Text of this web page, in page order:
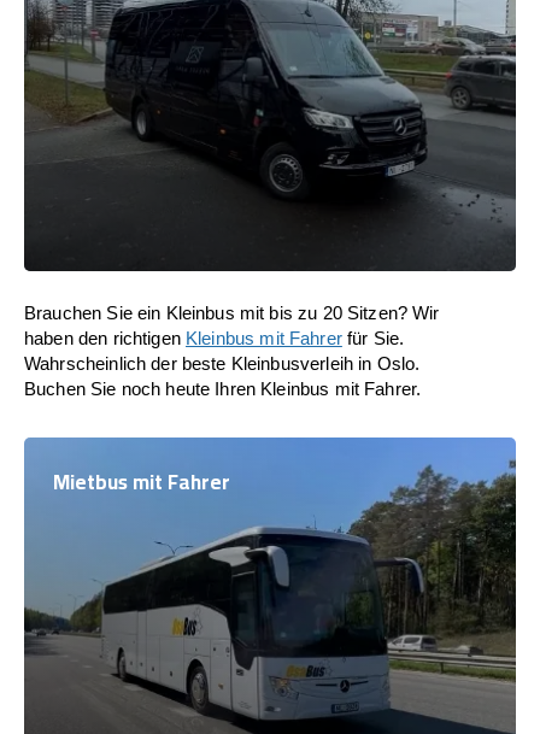
Brauchen Sie ein Kleinbus mit bis zu 20 Sitzen? Wir
haben den richtigen Kleinbus mit Fahrerfür Sie.
Wahrscheinlich der beste Kleinbusverleih in Oslo.
Buchen Sie noch heute Ihren Kleinbus mit Fahrer.
Mietbus mit Fahrer